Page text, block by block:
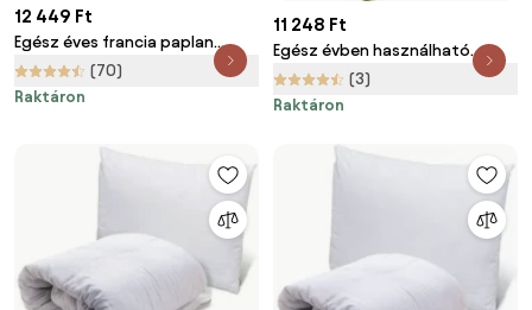
12 449 Ft
Egész éves francia paplan
szett 200x220 cm és 2 db
50x70 cm párna
(70)
Raktáron
11 248 Ft
Egész évben használható
steppelt paplan 140x200 cm
párnával STELLA ALOE VERA
(3)
Raktáron